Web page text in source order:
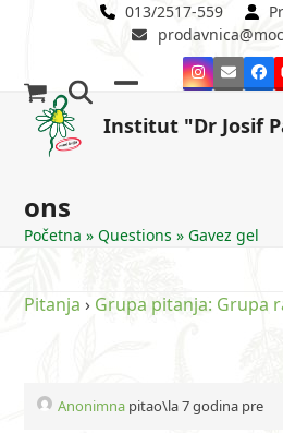
013/2517-559
Instagram
Email
Institut "Dr Josif
mobile
mobile
ons
Početna »Questions »Gavez gel
Pitanja › Grupa pitanja: Grupa
Anonimna pitao\la 7 godina pre